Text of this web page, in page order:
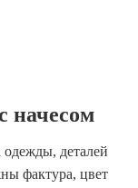
начесом
деталей
фактура, цвет